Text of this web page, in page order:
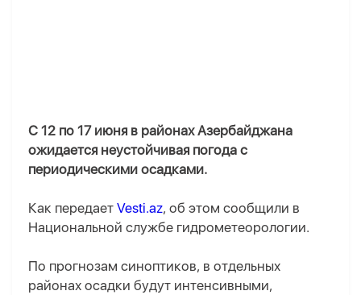
С 12 по 17 июня в районах Азербайджана
ожидается неустойчивая погода с
периодическими осадками.
Как передает Vesti.az, об этом сообщили в
Национальной службе гидрометеорологии.
По прогнозам синоптиков, в отдельных
районах осадки будут интенсивными,